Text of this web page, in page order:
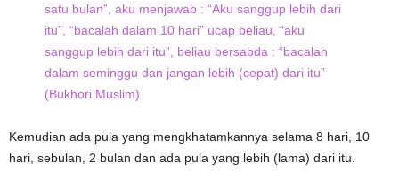
satu bulan”, aku menjawab : “Aku sanggup lebih dari
itu”, “bacalah dalam 10 hari” ucap beliau, “aku
sanggup lebih dari itu”, beliau bersabda : “bacalah
dalam seminggu dan jangan lebih (cepat) dari itu”
(Bukhori Muslim)
Kemudian ada pula yang mengkhatamkannya selama 8 hari, 10
hari, sebulan, 2 bulan dan ada pula yang lebih (lama) dari itu.